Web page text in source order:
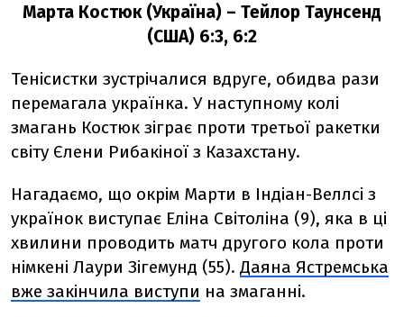
Марта Костюк (Україна) – Тейлор Таунсенд
(США) 6:3, 6:2
Тенісистки зустрічалися вдруге, обидва рази
перемагала українка. У наступному колі
змагань Костюк зіграє проти третьої ракетки
світу Єлени Рибакіної з Казахстану.
Нагадаємо, що окрім Марти в Індіан-Веллсі з
українок виступає Еліна Світоліна (9), яка в ці
хвилини проводить матч другого кола проти
німкені Лаури Зігемунд (55). Даяна Ястремська
вже закінчила виступи на змаганні.